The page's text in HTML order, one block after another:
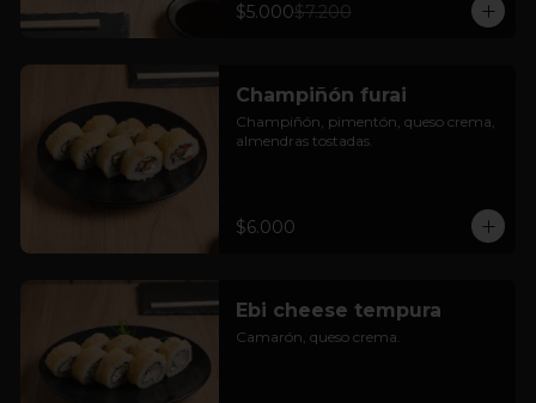
$5.000$7.200
Champiñón furai
Champiñón, pimentón, queso crema,
almendras tostadas.
$6.000
Ebi cheese tempura
Camarón, queso crema.